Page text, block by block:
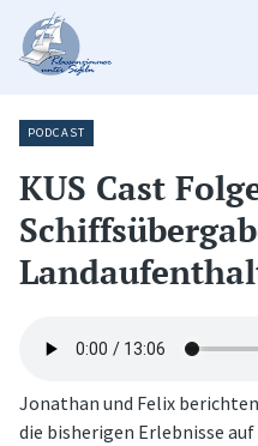
PODCAST
KUS Cast
Jonathan und Felix
die bisherigen Erlebnisse